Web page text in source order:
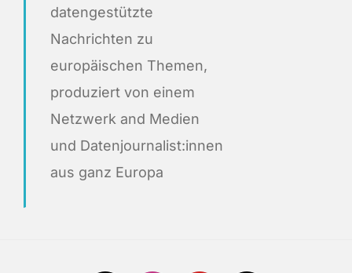
datengestützte
Nachrichten zu
europäischen Themen,
produziert von einem
Netzwerk and Medien
und Datenjournalist:innen
aus ganz Europa